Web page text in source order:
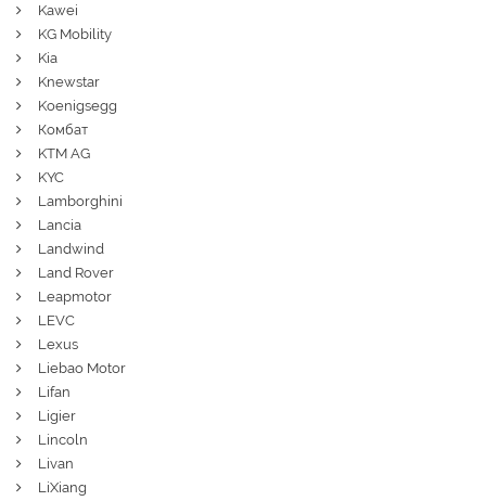
Kawei
KG Mobility
Kia
Knewstar
Koenigsegg
Комбат
KTM AG
KYC
Lamborghini
Lancia
Landwind
Land Rover
Leapmotor
LEVC
Lexus
Liebao Motor
Lifan
Ligier
Lincoln
Livan
LiXiang